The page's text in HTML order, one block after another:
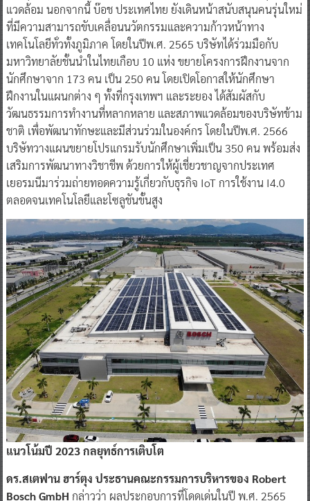
แวดล้อม นอกจากนี้ บ๊อช ประเทศไทย ยังเดินหน้าสนับสนุนคนรุ่นใหม่
ที่มีความสามารถขับเคลื่อนนวัตกรรมและความก้าวหน้าทาง
เทคโนโลยีทั่วทั้งภูมิภาค โดยในปีพ.ศ. 2565 บริษัทได้ร่วมมือกับ
มหาวิทยาลัยชั้นนำในไทยเกือบ 10 แห่ง ขยายโครงการฝึกงานจาก
นักศึกษาจาก 173 คน เป็น 250 คน โดยเปิดโอกาสให้นักศึกษา
ฝึกงานในแผนกต่าง ๆ ทั้งที่กรุงเทพฯ และระยอง ได้สัมผัสกับ
วัฒนธรรมการทำงานที่หลากหลาย และสภาพแวดล้อมของบริษัทข้าม
ชาติ เพื่อพัฒนาทักษะและมีส่วนร่วมในองค์กร โดยในปีพ.ศ. 2566
บริษัทวางแผนขยายโปรแกรมรับนักศึกษาเพิ่มเป็น 350 คน พร้อมส่ง
เสริมการพัฒนาทางวิชาชีพ ด้วยการให้ผู้เชี่ยวชาญจากประเทศ
เยอรมนีมาร่วมถ่ายทอดความรู้เกี่ยวกับธุรกิจ IoT การใช้งาน I4.0
ตลอดจนเทคโนโลยีและโซลูชันขั้นสูง
แนวโน้มปี 2023 กลยุทธ์การเติบโต
ดร.สเตฟาน ฮาร์ตุง ประธานคณะกรรมการบริหารของ Robert
Bosch GmbH กล่าวว่า ผลประกอบการที่โดดเด่นในปี พ.ศ. 2565